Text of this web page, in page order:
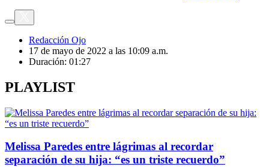
Redacción Ojo
17 de mayo de 2022 a las 10:09 a.m.
Duración: 01:27
PLAYLIST
Melissa Paredes entre lágrimas al recordar
separación de su hija: “es un triste recuerdo”